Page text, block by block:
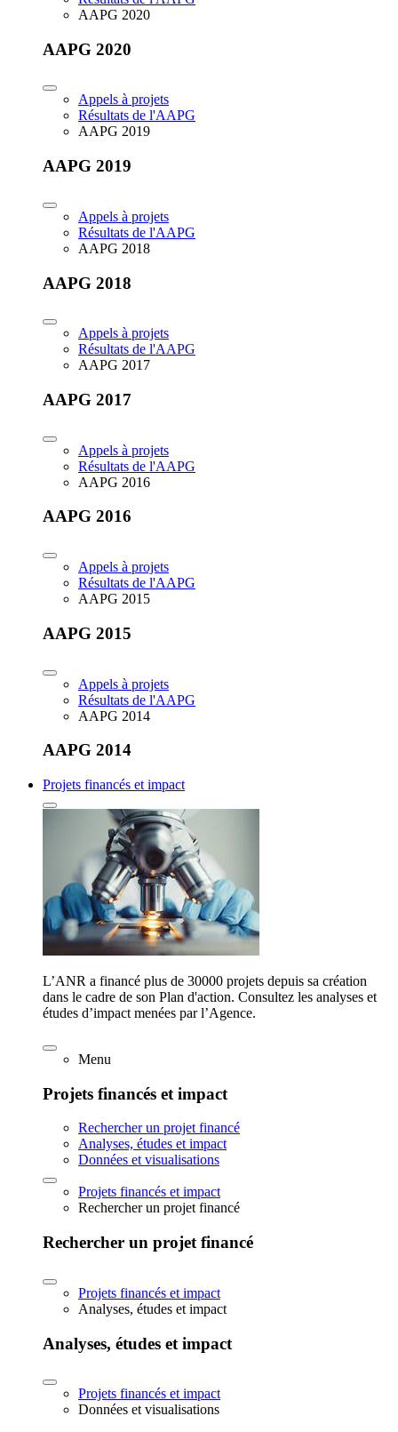
AAPG 2020
AAPG 2020
Appels à projets
Résultats de l'AAPG
AAPG 2019
AAPG 2019
Appels à projets
Résultats de l'AAPG
AAPG 2018
AAPG 2018
Appels à projets
Résultats de l'AAPG
AAPG 2017
AAPG 2017
Appels à projets
Résultats de l'AAPG
AAPG 2016
AAPG 2016
Appels à projets
Résultats de l'AAPG
AAPG 2015
AAPG 2015
Appels à projets
Résultats de l'AAPG
AAPG 2014
AAPG 2014
Projets financés et impact
L’ANR a financé plus de 30000 projets depuis sa création
dans le cadre de son Plan d'action. Consultez les analyses et
études d’impact menées par l’Agence.
Menu
Projets financés et impact
Rechercher un projet financé
Analyses, études et impact
Données et visualisations
Projets financés et impact
Rechercher un projet financé
Rechercher un projet financé
Projets financés et impact
Analyses, études et impact
Analyses, études et impact
Projets financés et impact
Données et visualisations